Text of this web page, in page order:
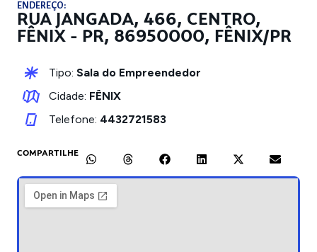
ENDEREÇO:
RUA JANGADA, 466, CENTRO,
FÊNIX - PR, 86950000, FÊNIX/PR
Tipo: Sala do Empreendedor
Cidade: FÊNIX
Telefone: 4432721583
COMPARTILHE